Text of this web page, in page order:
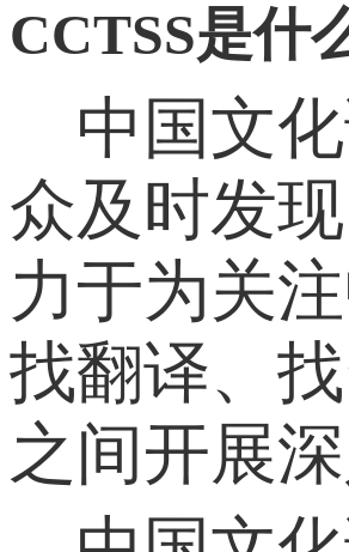
CCTSS是什
中国文化
众及时发
力于为关
找翻译、
之间开展